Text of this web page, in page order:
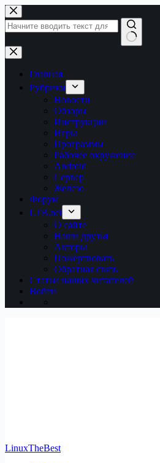
Перейти
к
сути
Ничего
не
найденоГлавная
Рубрики
Новости
Обзоры
Инструкции
Игры
Программы
Рабочее окружение
Android
Сервер
Железо
Форум
LTB.net
О сайте
Наши друзья
Авторы
Пожертвовать
Обратная связь
Статьи наших читателей
Войти
LinuxTheBest